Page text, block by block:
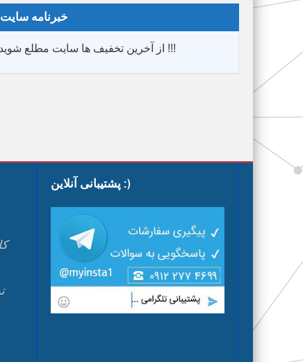
خبرنامه سایت
از آخرین تخفیف ها سایت مطلع شوید !!!
پشتیبانی آنلاین :)